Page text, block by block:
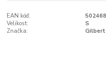
EAN kód:
Velikost:
S
Značka:
Gilbert